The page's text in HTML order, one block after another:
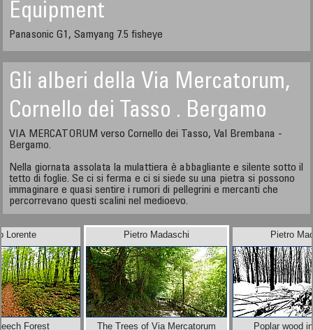
Equipment
Panasonic G1, Samyang 7.5 fisheye
Gli alberi della Via Mercatorum,
Cornello dei Tasso . Bergamo
VIA MERCATORUM verso Cornello dei Tasso, Val Brembana -
Bergamo.
Nella giornata assolata la mulattiera è abbagliante e silente sotto il
tetto di foglie. Se ci si ferma e ci si siede su una pietra si possono
immaginare e quasi sentire i rumori di pellegrini e mercanti che
percorrevano questi scalini nel medioevo.
Lorente
Forest
Pietro
Poplar wood
Pietro Madaschi
The Trees of Via Mercatorum